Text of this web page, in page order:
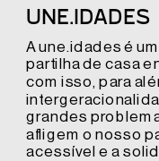
UNE.IDADES
A une.idades é
partilha de casa
com isso, para
grandes
afligem o nosso
acessível e a